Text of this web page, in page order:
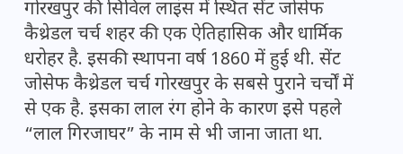
गोरखपुर की सिविल लाइंस में स्थित सेंट जोसेफ
कैथ्रेडल चर्च शहर की एक ऐतिहासिक और धार्मिक
धरोहर है. इसकी स्थापना वर्ष 1860 में हुई थी. सेंट
जोसेफ कैथ्रेडल चर्च गोरखपुर के सबसे पुराने चर्चों में
से एक है. इसका लाल रंग होने के कारण इसे पहले
“लाल गिरजाघर” के नाम से भी जाना जाता था.